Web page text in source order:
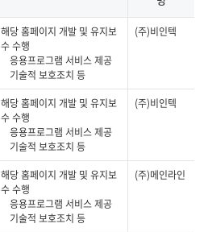
해당 홈페이지 개발 및 유지보
수 수행
응용프로그램 서비스 제공
기술적 보호조치 등
(주)비인텍
해당 홈페이지 개발 및 유지보
수 수행
응용프로그램 서비스 제공
기술적 보호조치 등
(주)비인텍
해당 홈페이지 개발 및 유지보
수 수행
응용프로그램 서비스 제공
기술적 보호조치 등
(주)메인라인